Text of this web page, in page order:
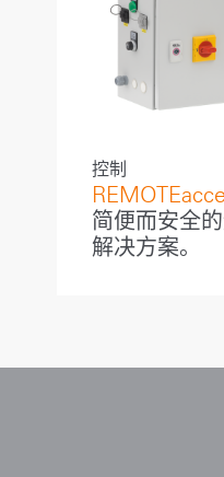
控制
简便而安全
解决方案。